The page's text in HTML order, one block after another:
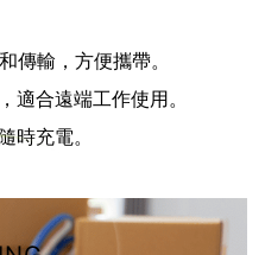
傳輸，方便攜帶。
適合遠端工作使用。
時充電。